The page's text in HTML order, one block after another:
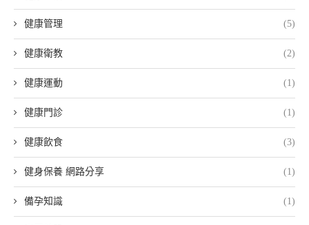
健康管理 (5)
健康衛教 (2)
健康運動 (1)
健康門診 (1)
健康飲食 (3)
健身保養 網路分享 (1)
備孕知識 (1)